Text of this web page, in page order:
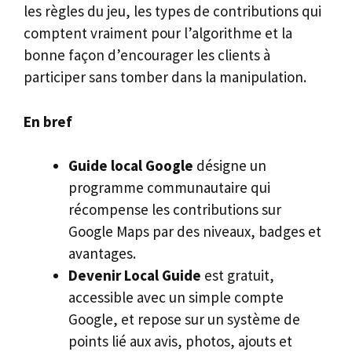
les règles du jeu, les types de contributions qui
comptent vraiment pour l’algorithme et la
bonne façon d’encourager les clients à
participer sans tomber dans la manipulation.
En bref
Guide local Google désigne un
programme communautaire qui
récompense les contributions sur
Google Maps par des niveaux, badges et
avantages.
Devenir Local Guide est gratuit,
accessible avec un simple compte
Google, et repose sur un système de
points lié aux avis, photos, ajouts et